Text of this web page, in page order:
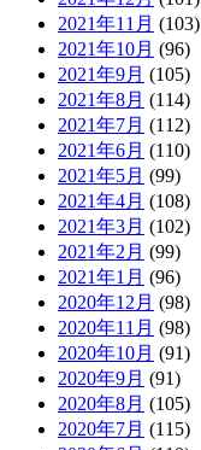
2021年11月 (103)
2021年10月 (96)
2021年9月 (105)
2021年8月 (114)
2021年7月 (112)
2021年6月 (110)
2021年5月 (99)
2021年4月 (108)
2021年3月 (102)
2021年2月 (99)
2021年1月 (96)
2020年12月 (98)
2020年11月 (98)
2020年10月 (91)
2020年9月 (91)
2020年8月 (105)
2020年7月 (115)